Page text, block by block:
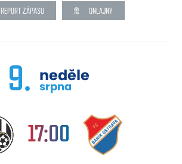
REPORT ZÁPASU ONLAJNY
9. neděle
srpna
17:00